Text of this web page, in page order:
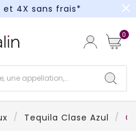
et 4X sans frais*
4X sans frais*
close
0
Tequila Clase Azul